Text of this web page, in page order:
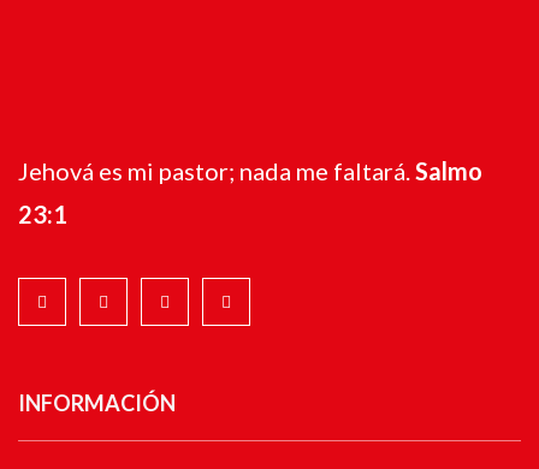
Jehová es mi pastor; nada me faltará. Salmo
23:1
INFORMACIÓN